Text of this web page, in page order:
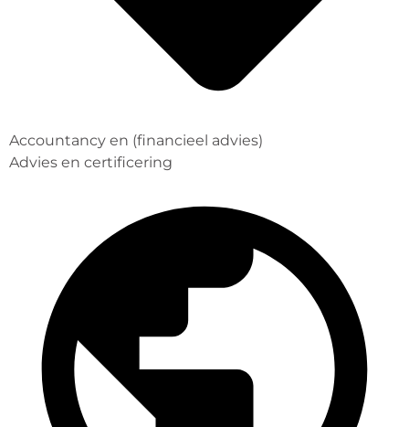
Accountancy en (financieel advies)
Advies en certificering